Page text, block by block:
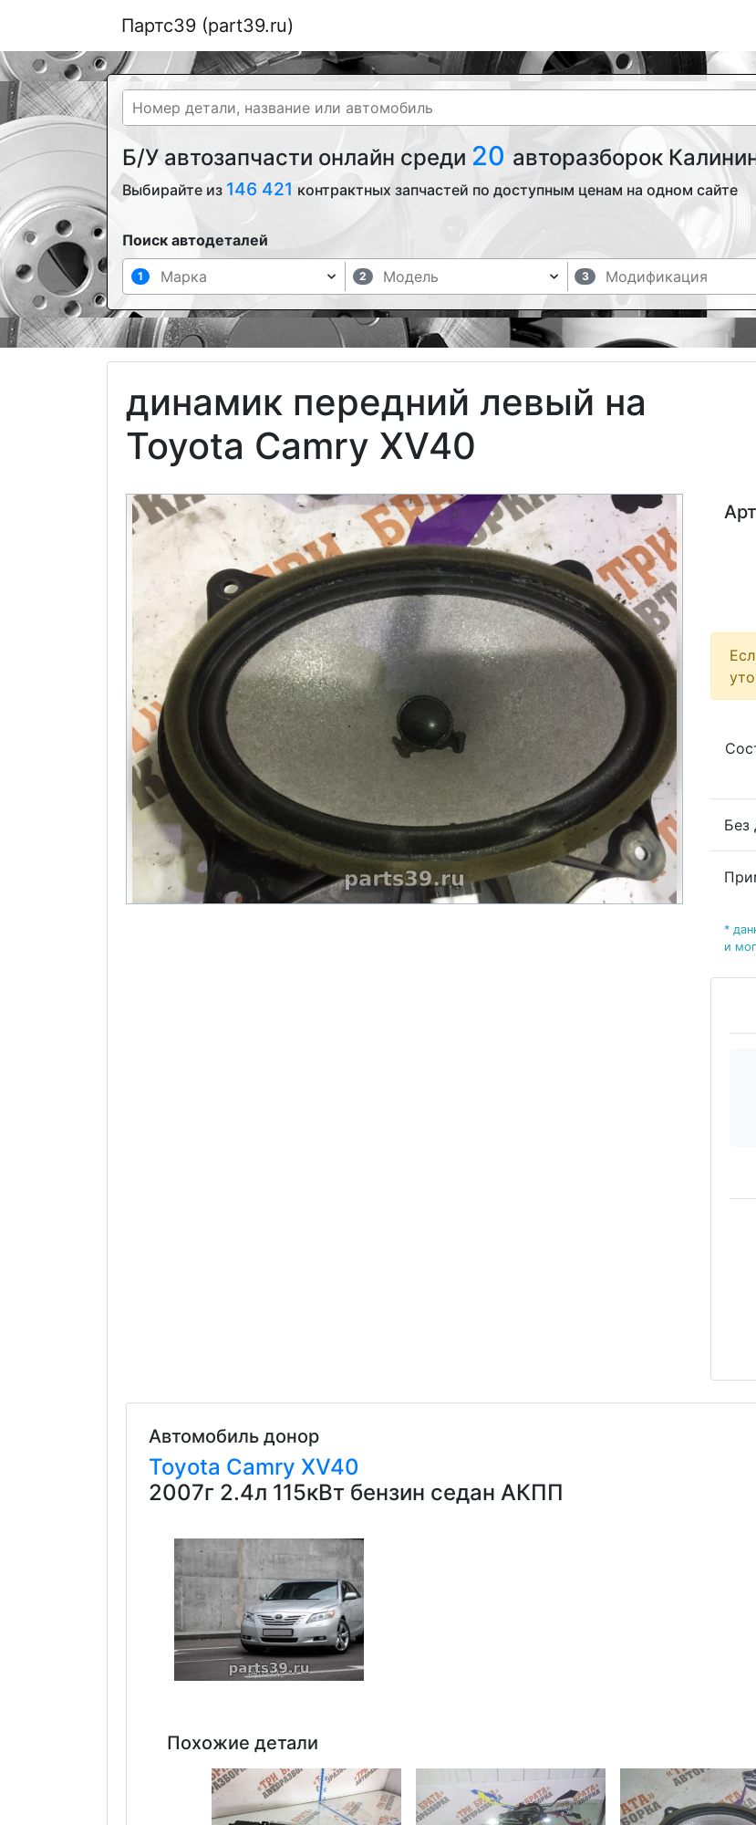
Партс39 (part39.ru)
Б/У автозапчасти онлайн среди 20 авторазборок
Выбирайте из 146 421 контрактных запчастей по доступным ценам на одном сайте
Поиск автодеталей
1 2 3
динамик передний левый на
Toyota Camry XV40
Без
*
и
Автомобиль донор
Toyota Camry XV40
2007г 2.4л 115кВт бензин седан АКПП
Похожие детали